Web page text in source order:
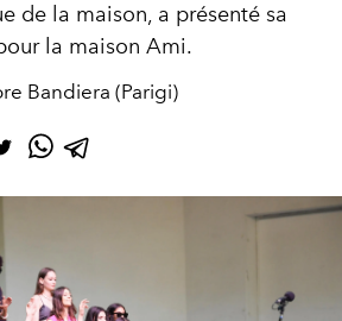
de la maison, a présenté sa
la maison Ami.
Bandiera (Parigi)